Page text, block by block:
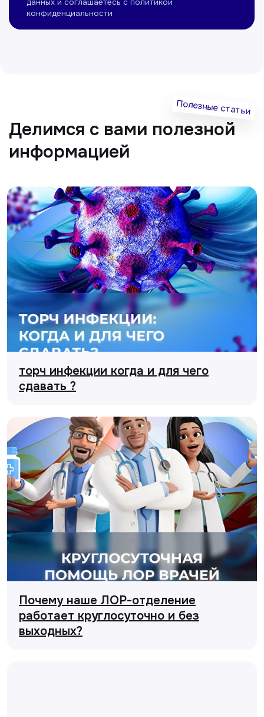
торч инфекции когда и для чего
сдавать ?
Почему наше ЛОР-отделение
работает круглосуточно и без
выходных?